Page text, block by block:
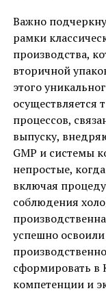
Важно
рамки
производства,
вторичной
этого
осуществляется
процессов,
выпуску,
GMP и системы
непростые,
включая
соблюдения
успешно
сформировать в
компетенции и